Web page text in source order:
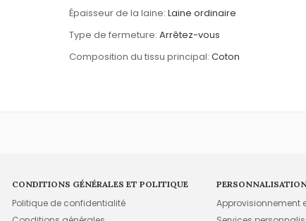
Épaisseur de la laine: Laine ordinaire
Type de fermeture: Arrêtez-vous
Composition du tissu principal: Coton
CONDITIONS GÉNÉRALES ET POLITIQUE
Politique de confidentialité
Approvisionnement